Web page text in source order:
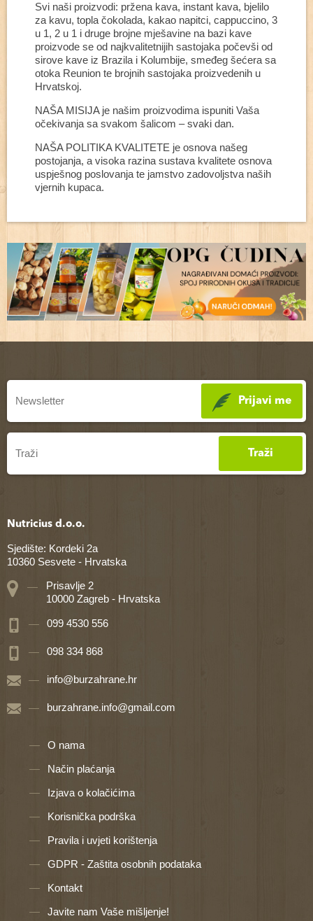
Svi naši proizvodi: pržena kava, instant kava, bjelilo
za kavu, topla čokolada, kakao napitci, cappuccino, 3
u 1, 2 u 1 i druge brojne mješavine na bazi kave
proizvode se od najkvalitetnijih sastojaka počevši od
sirove kave iz Brazila i Kolumbije, smeđeg šećera sa
otoka Reunion te brojnih sastojaka proizvedenih u
Hrvatskoj.
NAŠA MISIJA je našim proizvodima ispuniti Vaša
očekivanja sa svakom šalicom – svaki dan.
NAŠA POLITIKA KVALITETE je osnova našeg
postojanja, a visoka razina sustava kvalitete osnova
uspješnog poslovanja te jamstvo zadovoljstva naših
vjernih kupaca.
Prijavi me
Traži
Nutricius d.o.o.
Sjedište: Kordeki 2a
10360 Sesvete - Hrvatska
Prisavlje 2
10000 Zagreb - Hrvatska
099 4530 556
098 334 868
info@burzahrane.hr
burzahrane.info@gmail.com
O nama
Način plaćanja
Izjava o kolačićima
Korisnička podrška
Pravila i uvjeti korištenja
GDPR - Zaštita osobnih podataka
Kontakt
Javite nam Vaše mišljenje!